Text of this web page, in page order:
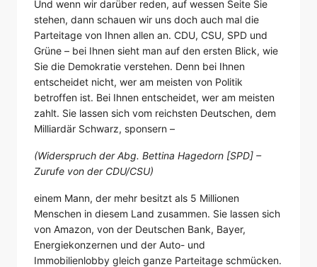
Und wenn wir darüber reden, auf wessen Seite Sie
stehen, dann schauen wir uns doch auch mal die
Parteitage von Ihnen allen an. CDU, CSU, SPD und
Grüne – bei Ihnen sieht man auf den ersten Blick, wie
Sie die Demokratie verstehen. Denn bei Ihnen
entscheidet nicht, wer am meisten von Politik
betroffen ist. Bei Ihnen entscheidet, wer am meisten
zahlt. Sie lassen sich vom reichsten Deutschen, dem
Milliardär Schwarz, sponsern –
(Widerspruch der Abg. Bettina Hagedorn [SPD] –
Zurufe von der CDU/CSU)
einem Mann, der mehr besitzt als 5 Millionen
Menschen in diesem Land zusammen. Sie lassen sich
von Amazon, von der Deutschen Bank, Bayer,
Energiekonzernen und der Auto- und
Immobilienlobby gleich ganze Parteitage schmücken.